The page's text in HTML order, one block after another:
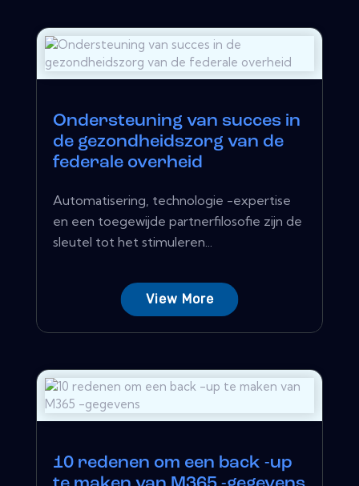
Ondersteuning van succes in
de gezondheidszorg van de
federale overheid
Automatisering, technologie -expertise
en een toegewijde partnerfilosofie zijn de
sleutel tot het stimuleren...
View More
10 redenen om een ​​back -up